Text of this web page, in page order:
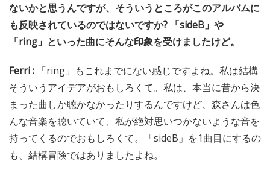
ないかと思うんですが、そういうところがこのアルバムに
も反映されているのではないですか? 「sideB」や
「ring」といった曲にそんな印象を受けましたけど。
Ferri : 「ring」もこれまでにない感じですよね。私は結構
そういうアイデアがおもしろくて。私は、本当に昔から決
まった曲しか聴かなかったりするんですけど、森さんは色
んな音楽を聴いていて、私が絶対思いつかないような音を
持ってくるのでおもしろくて。「sideB」を1曲目にするの
も、結構冒険ではありましたよね。